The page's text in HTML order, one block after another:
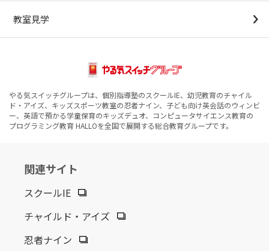
教室見学
やる気スイッチグループは、個別指導塾のスクールIE、幼児教育のチャイル
ド・アイズ、キッズスポーツ教室の忍者ナイン、子ども向け英会話のウィンビ
ー、英語で預かる学童保育のキッズデュオ、コンピュータサイエンス教育の
プログラミング教育 HALLOを全国で展開する総合教育グループです。
関連サイト
スクールIE
チャイルド・アイズ
忍者ナイン